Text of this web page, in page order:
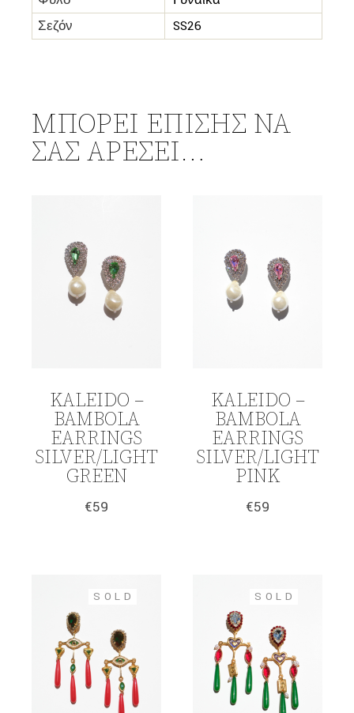
Σεζόν
SS26
ΜΠΟΡΕΊ ΕΠΊΣΗΣ ΝΑ
ΣΑΣ ΑΡΈΣΕΙ…
KALEIDO –
BAMBOLA
EARRINGS
SILVER/LIGHT
GREEN
€59
KALEIDO –
BAMBOLA
EARRINGS
SILVER/LIGHT
PINK
€59
SOLD SOLD